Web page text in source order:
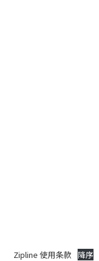
Zipline 使用条款 降序